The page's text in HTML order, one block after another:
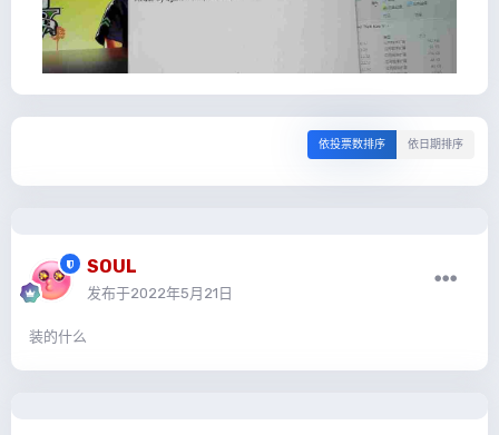
依投票数排序 依日期排序
SOUL
发布于2022年5月21日
装的什么